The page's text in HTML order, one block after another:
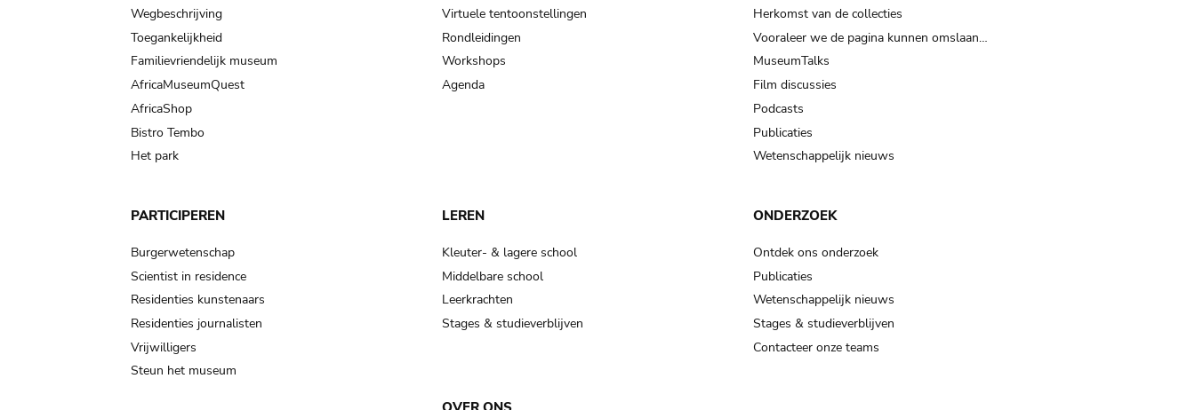
Wegbeschrijving
Toegankelijkheid
Familievriendelijk museum
AfricaMuseumQuest
AfricaShop
Bistro Tembo
Het park
Virtuele tentoonstellingen
Rondleidingen
Workshops
Agenda
Herkomst van de collecties
Vooraleer we de pagina kunnen omslaan…
MuseumTalks
Film discussies
Podcasts
Publicaties
Wetenschappelijk nieuws
PARTICIPEREN
Burgerwetenschap
Scientist in residence
Residenties kunstenaars
Residenties journalisten
Vrijwilligers
Steun het museum
LEREN
Kleuter- & lagere school
Middelbare school
Leerkrachten
Stages & studieverblijven
ONDERZOEK
Ontdek ons onderzoek
Publicaties
Wetenschappelijk nieuws
Stages & studieverblijven
Contacteer onze teams